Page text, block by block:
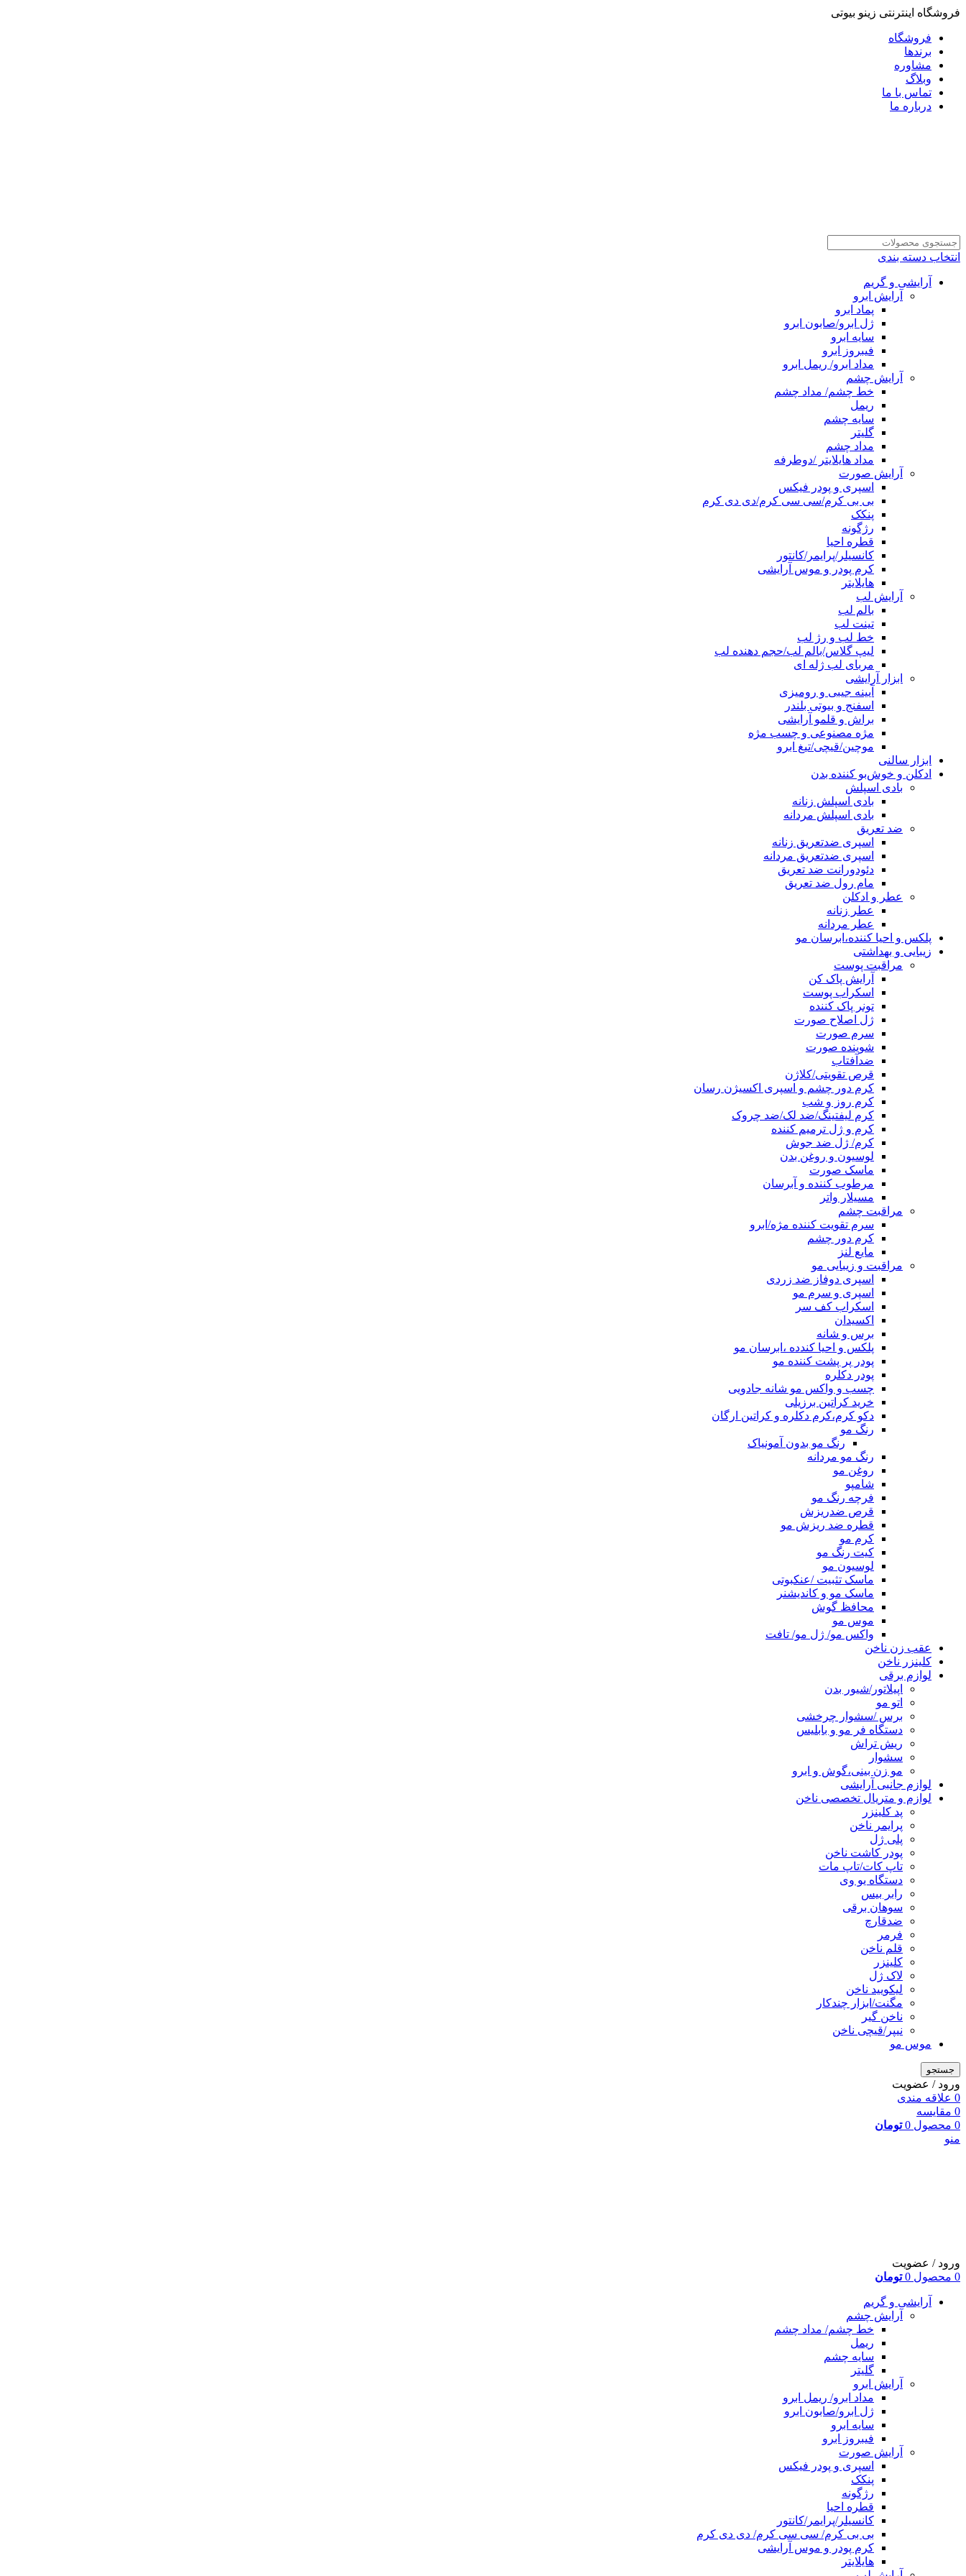
فروشگاه اینترنتی زینو بیوتی
فروشگاه
برندها
مشاوره
وبلاگ
تماس با ما
درباره ما
انتخاب دسته بندی
آرایشی و گریم
آرایش ابرو
پماد ابرو
ژل ابرو/صابون ابرو
سایه ابرو
فیبروز ابرو
مداد ابرو/ ریمل ابرو
آرایش چشم
خط چشم/ مداد چشم
ریمل
سایه چشم
گلیتر
مداد چشم
مداد هایلایتر /دوطرفه
آرایش صورت
اسپری و پودر فیکس
بی بی کرم/سی سی کرم/دی دی کرم
پنکک
رژگونه
قطره احیا
کانسیلر/پرایمر/کانتور
کرم پودر و موس آرایشی
هایلایتر
آرایش لب
بالم لب
تینت لب
خط لب و رژ لب
لیپ گلاس/بالم لب/حجم دهنده لب
مربای لب ژله ای
ابزار آرایشی
آیینه جیبی و رومیزی
اسفنج و بیوتی بلندر
براش و قلمو آرایشی
مژه مصنوعی و چسب مژه
موچین/قیچی/تیغ ابرو
ابزار سالنی
ادکلن و خوش‌بو کننده بدن
بادی اسپلش
بادی اسپلش زنانه
بادی اسپلش مردانه
ضد تعریق
اسپری ضدتعریق زنانه
اسپری ضدتعریق مردانه
دئودورانت ضد تعریق
مام رول ضد تعریق
عطر و ادکلن
عطر زنانه
عطر مردانه
پلکس و احیا کننده،ابرسان مو
زیبایی و بهداشتی
مراقبت پوست
آرایش پاک کن
اسکراب پوست
تونر پاک کننده
ژل اصلاح صورت
سرم صورت
شوینده صورت
ضدآفتاب
قرص تقویتی/کلاژن
کرم دور چشم و اسپری اکسیژن رسان
کرم روز و شب
کرم لیفتینگ/ضد لک/ضد چروک
کرم و ژل ترمیم کننده
کرم/ ژل ضد جوش
لوسیون و روغن بدن
ماسک صورت
مرطوب کننده و آبرسان
مسیلار واتر
مراقبت چشم
سرم تقویت کننده مژه/ابرو
کرم دور چشم
مایع لنز
مراقبت و زیبایی مو
اسپری دوفاز ضد زردی
اسپری و سرم مو
اسکراب کف سر
اکسیدان
برس و شانه
پلکس و احیا کندده ،ابرسان مو
پودر پر پشت کننده مو
پودر دکلره
چسب و واکس مو شانه جادویی
خرید کراتین برزیلی
دکو کرم،کرم دکلره و کراتین ارگان
رنگ مو
رنگ مو بدون آمونیاک
رنگ مو مردانه
روغن مو
شامپو
فرچه رنگ مو
قرص ضدریزش
قطره ضد ریزش مو
کرم مو
کیت رنگ مو
لوسیون مو
ماسک تثبیت /عنکبوتی
ماسک مو و کاندیشنر
محافظ گوش
موس مو
واکس مو/ ژل مو/ تافت
عقب زن ناخن
کلینزر ناخن
لوازم برقی
اپیلاتور/شیور بدن
اتو مو
برس /سشوار چرخشی
دستگاه فر مو و بابلیس
ریش تراش
سشوار
مو زن بینی،گوش و ابرو
لوازم جانبی آرایشی
لوازم و متریال تخصصی ناخن
پد کلینزر
پرایمر ناخن
پلی ژل
پودر کاشت ناخن
تاپ کات/تاپ مات
دستگاه یو وی
رابر بیس
سوهان برقی
ضدقارچ
فرمر
قلم ناخن
کلینزر
لاک ژل
لیکوييد ناخن
مگنت/ابزار چندکار
ناخن گیر
نیپر/قیچی ناخن
موس مو
جستجو
ورود / عضویت
0 علاقه مندی
0 مقایسه
0 محصول 0 تومان
منو
ورود / عضویت
0 محصول 0 تومان
آرایشی و گریم
آرایش چشم
خط چشم/ مداد چشم
ریمل
سایه چشم
گلیتر
آرایش ابرو
مداد ابرو/ ریمل ابرو
ژل ابرو/صابون ابرو
سایه ابرو
فیبروز ابرو
آرایش صورت
اسپری و پودر فیکس
پنکک
رژگونه
قطره احیا
کانسیلر/پرایمر/کانتور
بی بی کرم/ سی سی کرم/ دی دی کرم
کرم پودر و موس آرایشی
هایلایتر